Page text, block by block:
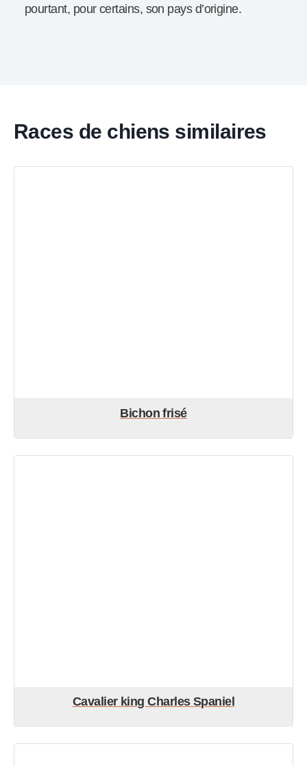
pourtant, pour certains, son pays d’origine.
Races de chiens similaires
Bichon frisé
Cavalier king Charles Spaniel